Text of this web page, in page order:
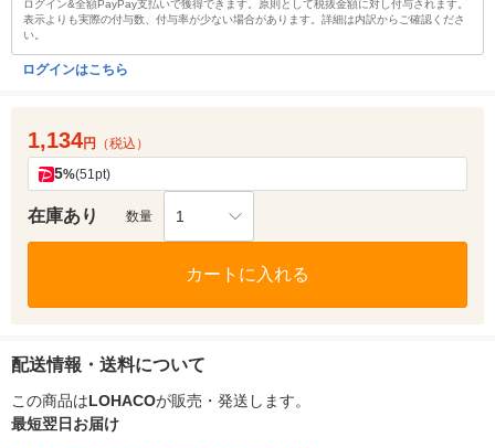
ログイン&全額PayPay支払いで獲得できます。原則として税抜金額に対し付与されます。
表示よりも実際の付与数、付与率が少ない場合があります。詳細は内訳からご確認くださ
い。
ログインはこちら
1,134円 （税込）
5%(51pt)
在庫あり 数量 1
カートに入れる
配送情報・送料について
この商品はLOHACOが販売・発送します。
最短翌日お届け